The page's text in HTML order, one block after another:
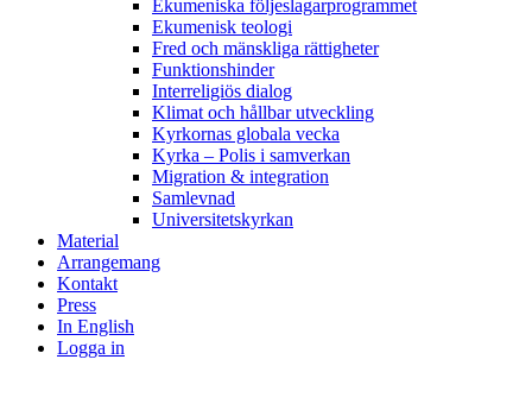
Ekumeniska följeslagarprogrammet
Ekumenisk teologi
Fred och mänskliga rättigheter
Funktionshinder
Interreligiös dialog
Klimat och hållbar utveckling
Kyrkornas globala vecka
Kyrka – Polis i samverkan
Migration & integration
Samlevnad
Universitetskyrkan
Material
Arrangemang
Kontakt
Press
In English
Logga in